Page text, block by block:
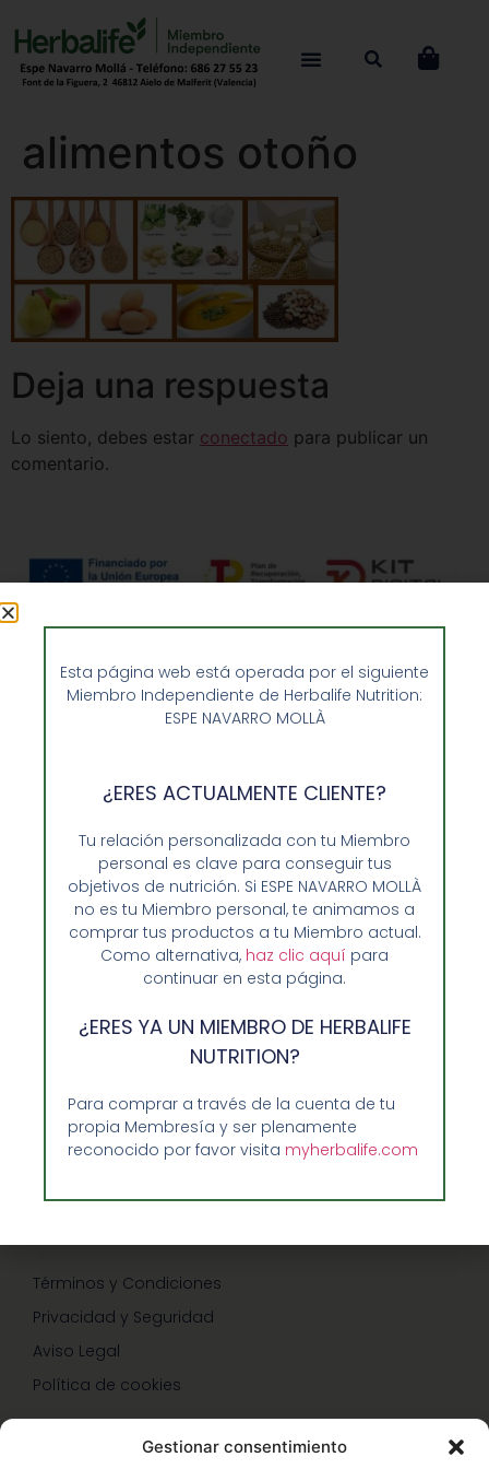
Gestionar consentimiento
alimentos otoño
Deja una respuesta
Lo siento, debes estar conectado para publicar un
comentario.
Sobre Nosotros y Herbalife
Ventajas de Comprar en Enformaherbal.com
Guía de Compra
Teléfono/whatsapp: 686 27 55 23
Contáctenos
Términos y Condiciones
Privacidad y Seguridad
Aviso Legal
Política de cookies
Esta página web está operada por el siguiente
Miembro Independiente de Herbalife Nutrition:
ESPE NAVARRO MOLLÀ
¿ERES ACTUALMENTE CLIENTE?
Tu relación personalizada con tu Miembro
personal es clave para conseguir tus
objetivos de nutrición. Si ESPE NAVARRO MOLLÀ
no es tu Miembro personal, te animamos a
comprar tus productos a tu Miembro actual.
Como alternativa, haz clic aquí para
continuar en esta página.
¿ERES YA UN MIEMBRO DE HERBALIFE
NUTRITION?
Para comprar a través de la cuenta de tu
propia Membresía y ser plenamente
reconocido por favor visita myherbalife.com